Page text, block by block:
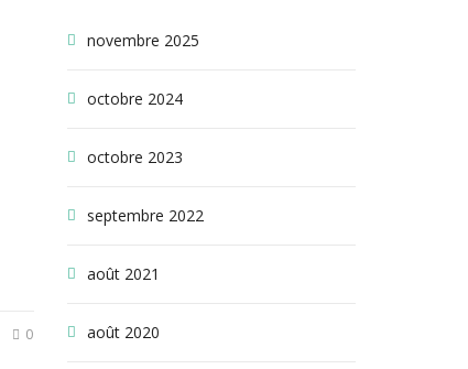
0
novembre 2025
octobre 2024
octobre 2023
septembre 2022
août 2021
août 2020